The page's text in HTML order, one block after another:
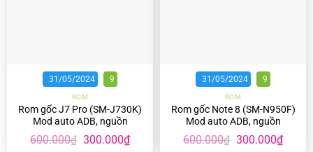
31/05/2024 9
ROM
Rom gốc J7 Pro (SM-J730K)
Mod auto ADB, nguồn
600.000₫ Giá
300.000₫Giá
31/05/2024 9
ROM
Rom gốc Note 8 (SM-N950F)
Mod auto ADB, nguồn
600.000₫ Giá
300.000₫Giá